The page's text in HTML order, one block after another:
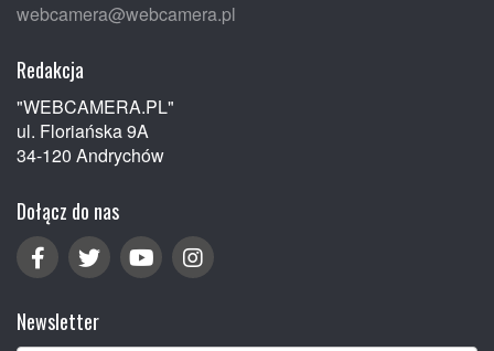
webcamera@webcamera.pl
Redakcja
"WEBCAMERA.PL"
ul. Floriańska 9A
34-120 Andrychów
Dołącz do nas
Newsletter